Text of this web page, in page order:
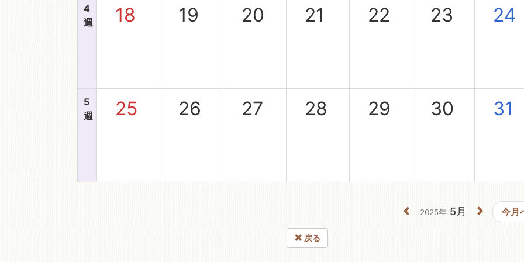
4
週
18 19 20 21 22 23 24
5
週
25 26 27 28 29 30 31
2025年5月 今月
戻る